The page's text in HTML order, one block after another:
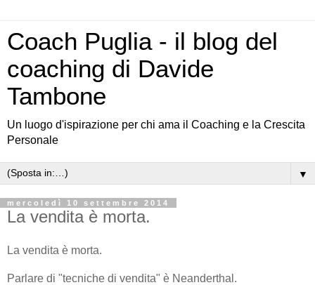
Coach Puglia - il blog del
coaching di Davide
Tambone
Un luogo d'ispirazione per chi ama il Coaching e la Crescita
Personale
▼
mercoledì 10 settembre 2014
La vendita è morta.
La vendita è morta.
Parlare di "tecniche di vendita" è Neanderthal.